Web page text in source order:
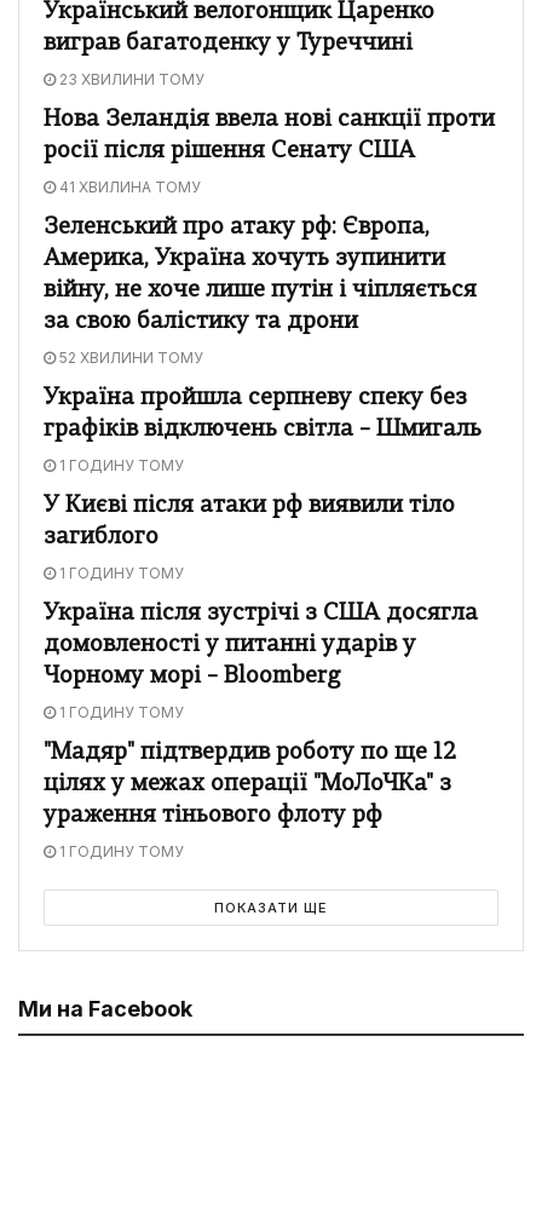
Український велогонщик Царенко
виграв багатоденку у Туреччині
23 ХВИЛИНИ ТОМУ
Нова Зеландія ввела нові санкції проти
росії після рішення Сенату США
41 ХВИЛИНА ТОМУ
Зеленський про атаку рф: Європа,
Америка, Україна хочуть зупинити
війну, не хоче лише путін і чіпляється
за свою балістику та дрони
52 ХВИЛИНИ ТОМУ
Україна пройшла серпневу спеку без
графіків відключень світла – Шмигаль
1 ГОДИНУ ТОМУ
У Києві після атаки рф виявили тіло
загиблого
1 ГОДИНУ ТОМУ
Україна після зустрічі з США досягла
домовленості у питанні ударів у
Чорному морі – Bloomberg
1 ГОДИНУ ТОМУ
"Мадяр" підтвердив роботу по ще 12
цілях у межах операції "МоЛоЧКа" з
ураження тіньового флоту рф
1 ГОДИНУ ТОМУ
ПОКАЗАТИ ЩЕ
Ми на Facebook